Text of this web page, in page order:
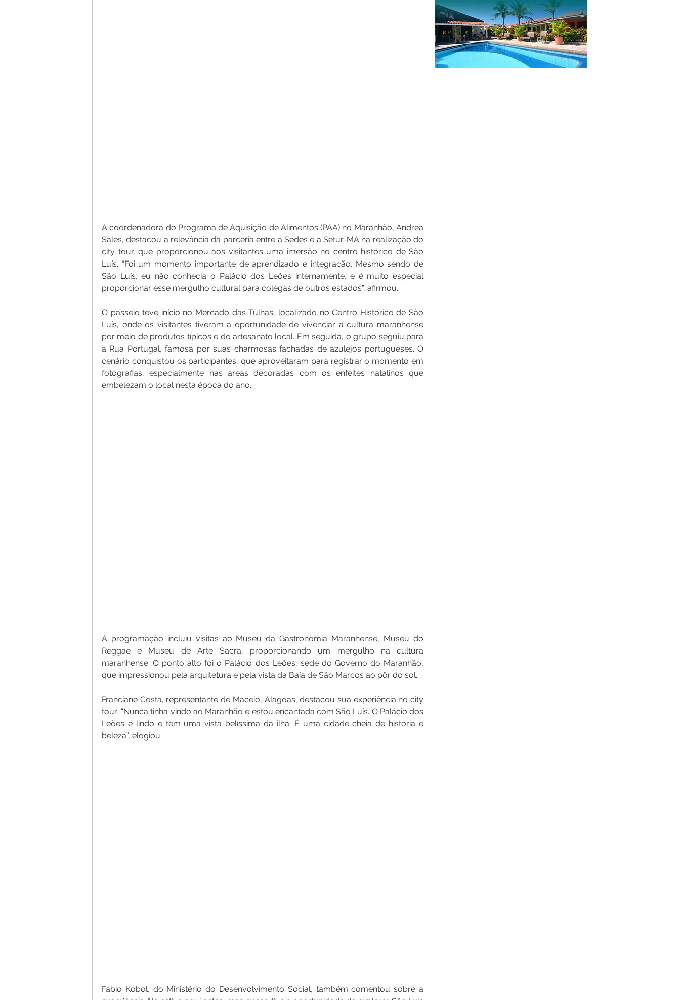
A coordenadora do Programa de Aquisição de Alimentos (PAA) no Maranhão, Andrea
Sales, destacou a relevância da parceria entre a Sedes e a Setur-MA na realização do
city tour, que proporcionou aos visitantes uma imersão no centro histórico de São
Luís. “Foi um momento importante de aprendizado e integração. Mesmo sendo de
São Luís, eu não conhecia o Palácio dos Leões internamente, e é muito especial
proporcionar esse mergulho cultural para colegas de outros estados”, afirmou.
O passeio teve início no Mercado das Tulhas, localizado no Centro Histórico de São
Luís, onde os visitantes tiveram a oportunidade de vivenciar a cultura maranhense
por meio de produtos típicos e do artesanato local. Em seguida, o grupo seguiu para
a Rua Portugal, famosa por suas charmosas fachadas de azulejos portugueses. O
cenário conquistou os participantes, que aproveitaram para registrar o momento em
fotografias, especialmente nas áreas decoradas com os enfeites natalinos que
embelezam o local nesta época do ano.
A programação incluiu visitas ao Museu da Gastronomia Maranhense, Museu do
Reggae e Museu de Arte Sacra, proporcionando um mergulho na cultura
maranhense. O ponto alto foi o Palácio dos Leões, sede do Governo do Maranhão,
que impressionou pela arquitetura e pela vista da Baía de São Marcos ao pôr do sol.
Franciane Costa, representante de Maceió, Alagoas, destacou sua experiência no city
tour: “Nunca tinha vindo ao Maranhão e estou encantada com São Luís. O Palácio dos
Leões é lindo e tem uma vista belíssima da ilha. É uma cidade cheia de história e
beleza”, elogiou.
Fábio Kobol, do Ministério do Desenvolvimento Social, também comentou sobre a